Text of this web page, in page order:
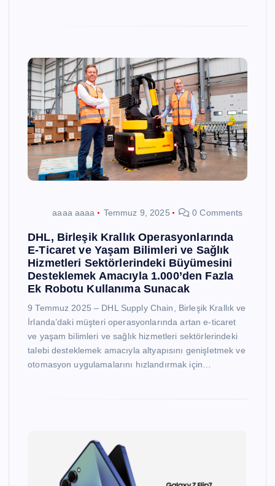
aaaa aaaa Temmuz 9, 2025 0 Comments
DHL, Birleşik Krallık Operasyonlarında
E-Ticaret ve Yaşam Bilimleri ve Sağlık
Hizmetleri Sektörlerindeki Büyümesini
Desteklemek Amacıyla 1.000’den Fazla
Ek Robotu Kullanıma Sunacak
9 Temmuz 2025 – DHL Supply Chain, Birleşik Krallık ve
İrlanda’daki müşteri operasyonlarında artan e-ticaret
ve yaşam bilimleri ve sağlık hizmetleri sektörlerindeki
talebi desteklemek amacıyla altyapısını genişletmek ve
otomasyon uygulamalarını hızlandırmak için…